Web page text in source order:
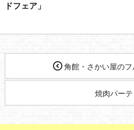
ドフェア」
角館・さかい屋の
焼肉パーテ